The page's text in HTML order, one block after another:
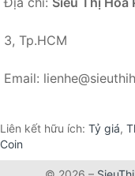
3, Tp.HCM
Email:
Liên kết hữu ích: Tỷ giá,
Coin